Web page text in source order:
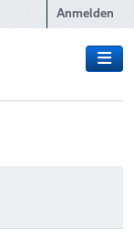
Anmelden